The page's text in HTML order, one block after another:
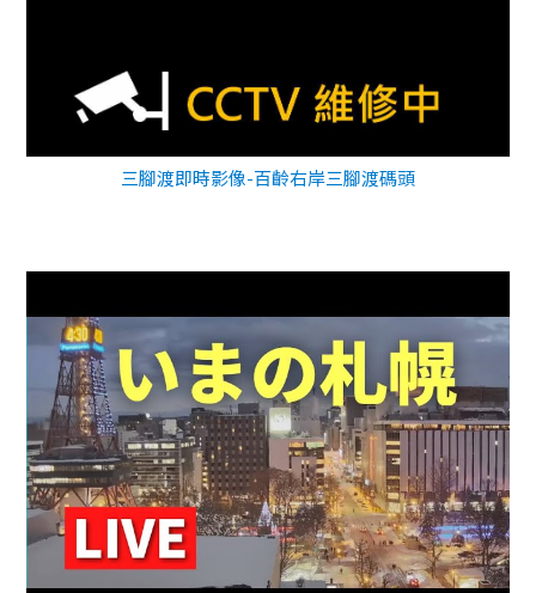
三腳渡即時影像-百齡右岸三腳渡碼頭